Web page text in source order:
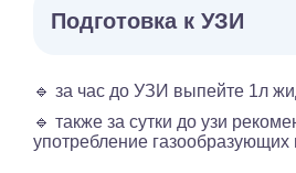
Подготовка к УЗИ
🔹 за час до УЗИ выпейте 1л
🔹 также за сутки до узи
употребление газообразующих